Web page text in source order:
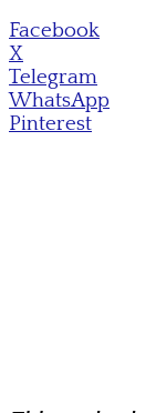
Facebook
X
Telegram
WhatsApp
Pinterest